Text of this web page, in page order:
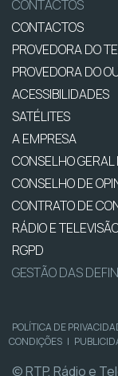
CONTACTOS
CONTACTOS
PROVEDORA DO
PROVEDORA DO
ACESSIBILIDADES
SATÉLITES
A EMPRESA
CONSELHO
CONSELHO DE
CONTRATO DE
RÁDIO E
RGPD
GESTÃO DAS
POLÍTICA DE
CONDIÇÕES |
© RTP, Rádio e